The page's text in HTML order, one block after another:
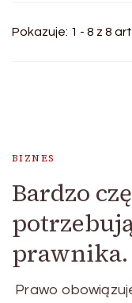
Pokazuje: 1 - 8 z 8
BIZNES
Bardzo
prawnika.
Prawo